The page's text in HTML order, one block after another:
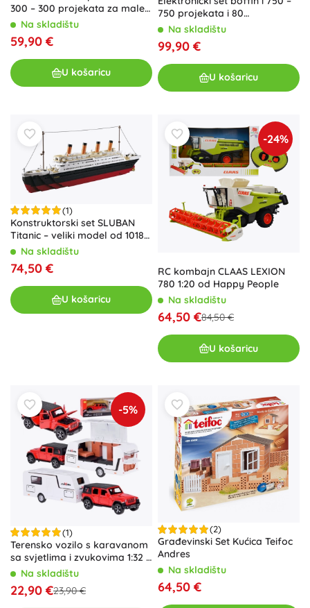
300 – 300 projekata za male
elektrotehničare
Na skladištu
59,90 €
U košaricu
750 projekata i 80
komponenti
Na skladištu
99,90 €
U košaricu
(1)
Konstruktorski set SLUBAN
Titanic – veliki model od 1018
dijelova
Na skladištu
74,50 €
U košaricu
-24%
RC kombajn CLAAS LEXION
780 1:20 od Happy People
Na skladištu
64,50 €84,50 €
U košaricu
-5%
(1)
Terensko vozilo s karavanom
sa svjetlima i zvukovima 1:32 –
crveno
Na skladištu
22,90 €23,90 €
(2)
Građevinski Set Kućica Teifoc
Andres
Na skladištu
64,50 €